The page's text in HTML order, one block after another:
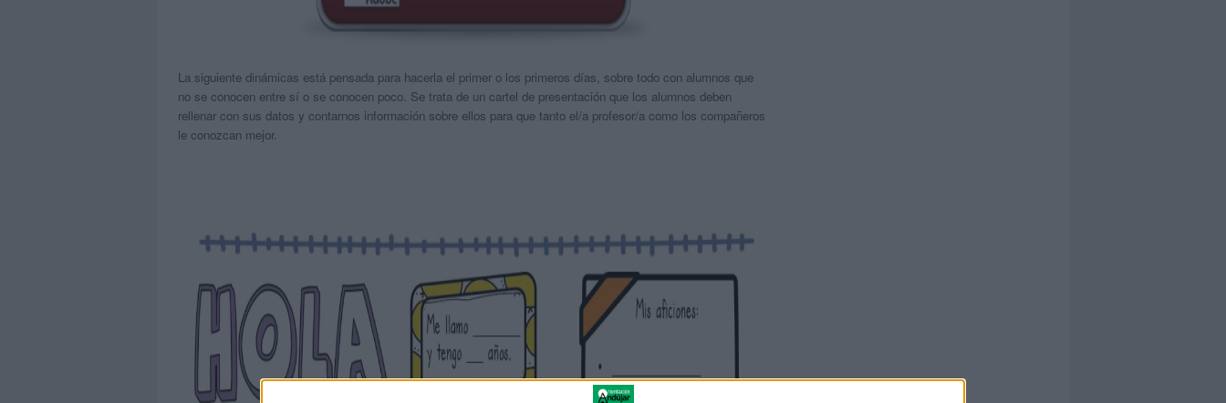
La siguiente dinámicas está pensada para hacerla el primer o los primeros días, sobre todo con alumnos que
no se conocen entre sí o se conocen poco. Se trata de un cartel de presentación que los alumnos deben
rellenar con sus datos y contarnos información sobre ellos para que tanto el/a profesor/a como los compañeros
le conozcan mejor.